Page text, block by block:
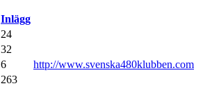
Inlägg
24
32
6 http://www.svenska480klubben.com
263